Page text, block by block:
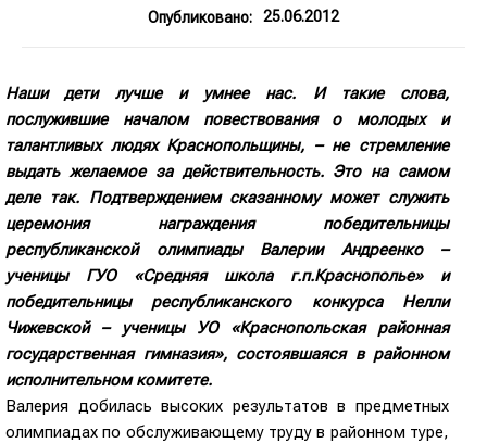
Опубликовано:
25.06.2012
Наши дети лучше и умнее нас. И такие слова,
послужившие началом повествования о молодых и
талантливых людях Краснопольщины, – не стремление
выдать желаемое за действительность. Это на самом
деле так. Подтверждением сказанному может служить
церемония награждения победительницы
республиканской олимпиады Валерии Андреенко –
ученицы ГУО «Средняя школа г.п.Краснополье» и
победительницы республиканского конкурса Нелли
Чижевской – ученицы УО «Краснопольская районная
государственная гимназия», состоявшаяся в районном
исполнительном комитете.
Валерия добилась высоких результатов в предметных
олимпиадах по обслуживающему труду в районном туре,